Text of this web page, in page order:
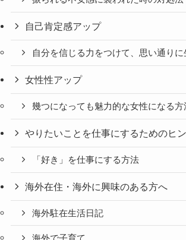
自己肯定感アップ
自分を信じる力をつけて、思い通り
女性性アップ
幾つになっても魅力的な女性になる方
やりたいことを仕事にするためのヒ
「好き」を仕事にする方法
海外在住・海外に興味のある方へ
海外駐在生活日記